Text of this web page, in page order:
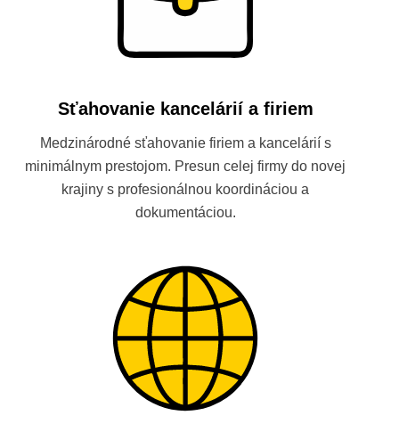
Sťahovanie kancelárií a firiem
Medzinárodné sťahovanie firiem a kancelárií s
minimálnym prestojom. Presun celej firmy do novej
krajiny s profesionálnou koordináciou a
dokumentáciou.